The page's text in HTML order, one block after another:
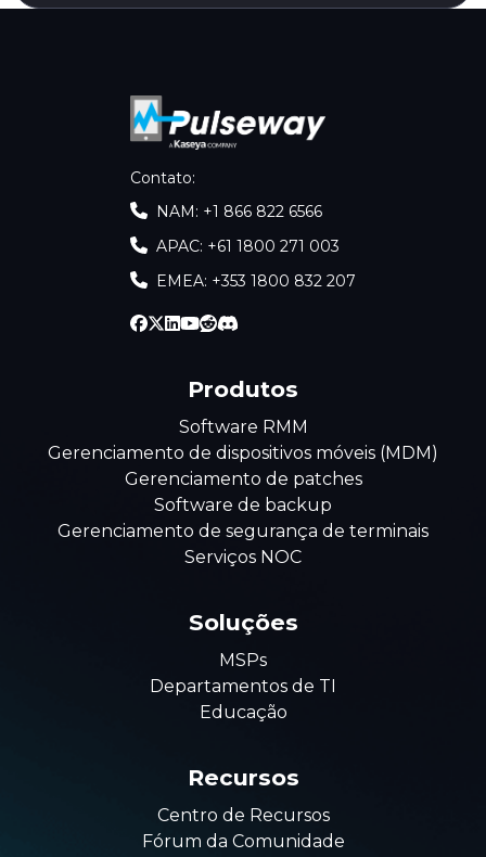
Contato:
NAM: +1 866 822 6566
APAC: +61 1800 271 003
EMEA: +353 1800 832 207
Produtos
Software RMM
Gerenciamento de dispositivos móveis (MDM)
Gerenciamento de patches
Software de backup
Gerenciamento de segurança de terminais
Serviços NOC
Soluções
MSPs
Departamentos de TI
Educação
Recursos
Centro de Recursos
Fórum da Comunidade